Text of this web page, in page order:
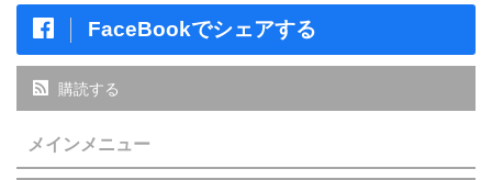
FaceBookでシェアする
購読する
メインメニュー